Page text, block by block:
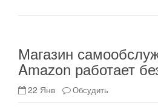
Магазин
Amazon работает
22 Янв Обсудить